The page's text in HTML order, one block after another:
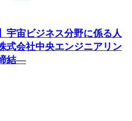
宇宙ビジネス分野に係る人
式会社中央エンジニアリン
結―